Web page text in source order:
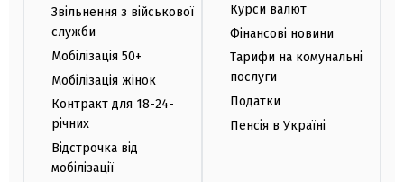
Звільнення з військової
служби
Мобілізація 50+
Мобілізація жінок
Контракт для 18-24-
річних
Відстрочка від
мобілізації
Курси валют
Фінансові новини
Тарифи на комунальні
послуги
Податки
Пенсія в Україні